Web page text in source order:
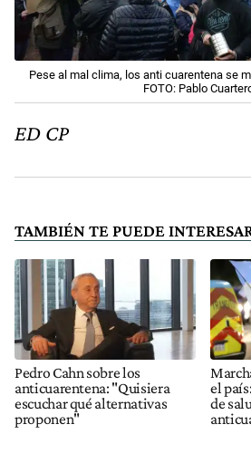
Pese al mal clima, los anti cuarentena se
FOTO: Pablo
ED CP
TAMBIÉN TE PUEDE
Pedro Cahn sobre los
anticuarentena: "Quisiera
escuchar qué alternativas
proponen"
el
de